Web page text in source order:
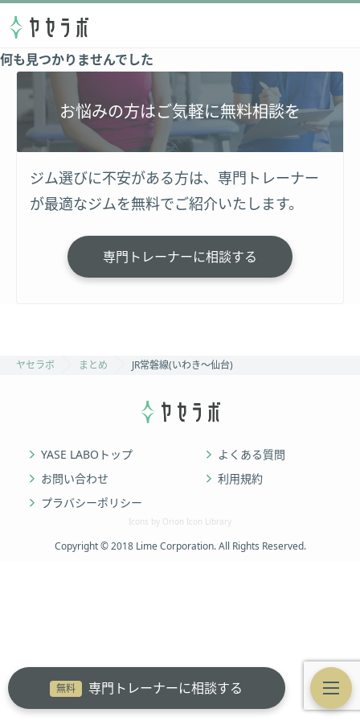
無料 専門トレーナーに相談する
何も見つかりませんでした
お悩みの方はご気軽に無料相談を
ジム選びに不安がある方は、専門トレーナー
が最適なジムを無料でご紹介いたします。
専門トレーナーに相談する
ヤセラボ まとめ JR常磐線(いわき～仙台)
YASE LABOトップ
よくある質問
お問い合わせ
利用規約
プラバシーポリシー
Icons by Orion Icon Library
Copyright © 2018 Lime Corporation. All Rights Reserved.